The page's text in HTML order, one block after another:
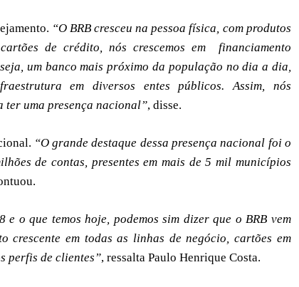
“O BRB cresceu na pessoa física, com produtos
de crédito, nós crescemos em financiamento
um banco mais próximo da população no dia a dia,
em diversos entes públicos. Assim, nós
ter uma presença nacional”, disse.
“O grande destaque dessa presença nacional foi o
de contas, presentes em mais de 5 mil municípios
o que temos hoje, podemos sim dizer que o BRB vem
em todas as linhas de negócio, cartões em
perfis de clientes”, ressalta Paulo Henrique Costa.